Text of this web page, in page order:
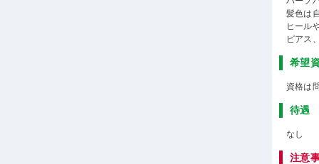
髪色は
ヒール
ピアス
希望
資格は
待遇
なし
注意